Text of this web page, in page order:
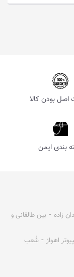
اصل بودن کالا
بندی ایمن
زاده ⁃ بین طالقانی و
اهواز ⁃ شُعب